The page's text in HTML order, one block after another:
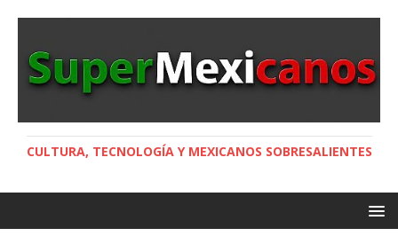
CULTURA, TECNOLOGÍA Y MEXICANOS SOBRESALIENTES